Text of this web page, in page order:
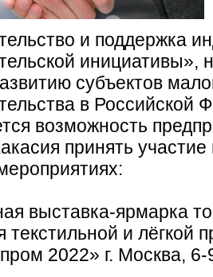
и поддержка
инициативы»,
субъектов
в Российской
возможность
принять
выставка-ярмарка
текстильной и лёгкой
2022» г. Москва, 6-